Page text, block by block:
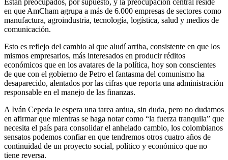
en que AmCham agrupa a más de 6.000 empresas de sectores como
manufactura, agroindustria, tecnología, logística, salud y medios de
comunicación.
Esto es reflejo del cambio al que aludí arriba, consistente en que los
mismos empresarios, más interesados en producir réditos
económicos que en los avatares de la política, hoy son conscientes
de que con el gobierno de Petro el fantasma del comunismo ha
desaparecido, alentados por las cifras que reporta una administración
responsable en el manejo de las finanzas.
A Iván Cepeda le espera una tarea ardua, sin duda, pero no dudamos
en afirmar que mientras se haga notar como “la fuerza tranquila” que
necesita el país para consolidar el anhelado cambio, los colombianos
sensatos podemos confiar en que tendremos otros cuatro años de
continuidad de un proyecto social, político y económico que no
tiene reversa.